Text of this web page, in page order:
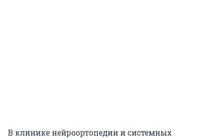
В клинике нейроортопедии и системных